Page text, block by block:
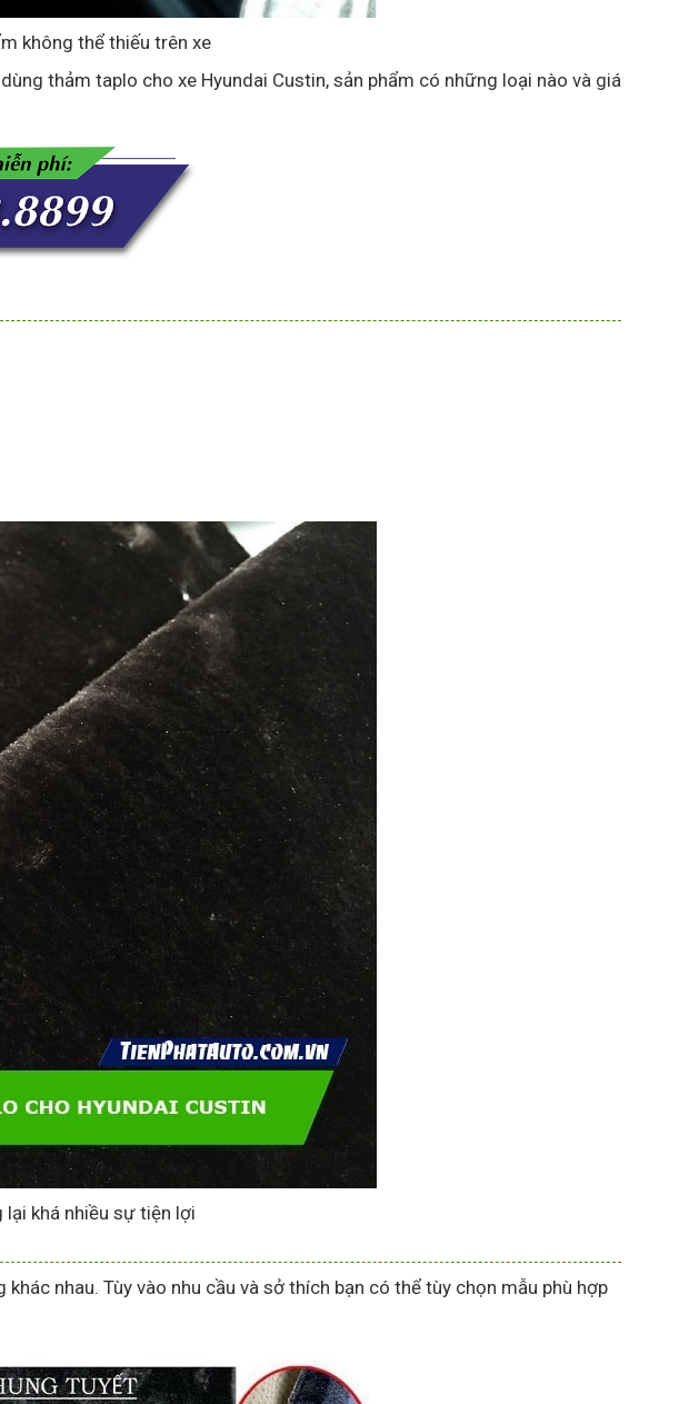
không thể thiếu trên xe
thảm taplo cho xe Hyundai Custin, sản phẩm có những loại nào và giá
khá nhiều sự tiện lợi
nhau. Tùy vào nhu cầu và sở thích bạn có thể tùy chọn mẫu phù hợp